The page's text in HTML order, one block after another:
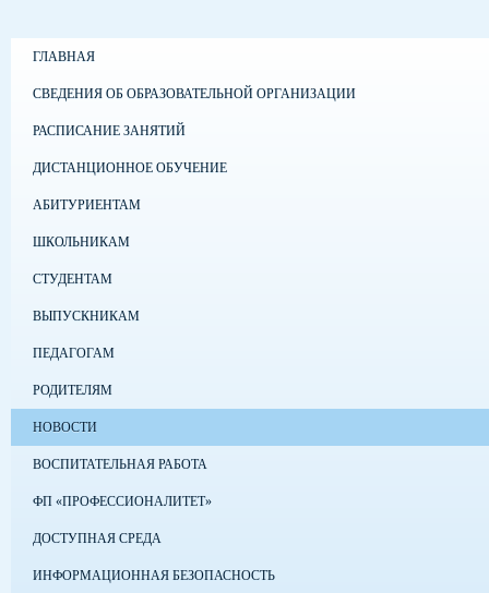
ГЛАВНАЯ
СВЕДЕНИЯ ОБ ОБРАЗОВАТЕЛЬНОЙ ОРГАНИЗАЦИИ
РАСПИСАНИЕ ЗАНЯТИЙ
ДИСТАНЦИОННОЕ ОБУЧЕНИЕ
АБИТУРИЕНТАМ
ШКОЛЬНИКАМ
СТУДЕНТАМ
ВЫПУСКНИКАМ
ПЕДАГОГАМ
РОДИТЕЛЯМ
НОВОСТИ
ВОСПИТАТЕЛЬНАЯ РАБОТА
ФП «ПРОФЕССИОНАЛИТЕТ»
ДОСТУПНАЯ СРЕДА
ИНФОРМАЦИОННАЯ БЕЗОПАСНОСТЬ